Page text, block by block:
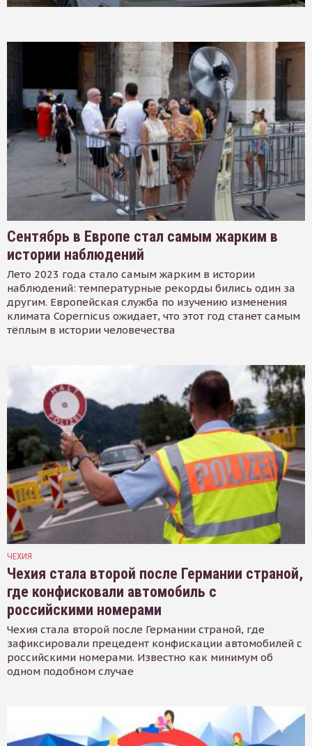
Сентябрь в Европе стал самым жарким в
истории наблюдений
Лето 2023 года стало самым жарким в истории
наблюдений: температурные рекорды бились один за
другим. Европейская служба по изучению изменения
климата Copernicus ожидает, что этот год станет самым
тёплым в истории человечества
ЧЕХИЯ
Чехия стала второй после Германии страной,
где конфисковали автомобиль с
российскими номерами
Чехия стала второй после Германии страной, где
зафиксировали прецедент конфискации автомобилей с
российскими номерами. Известно как минимум об
одном подобном случае